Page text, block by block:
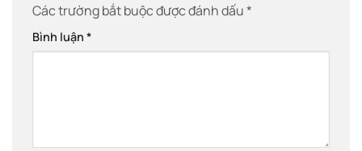
Các trường bắt buộc được đánh dấu*
Bình luận *